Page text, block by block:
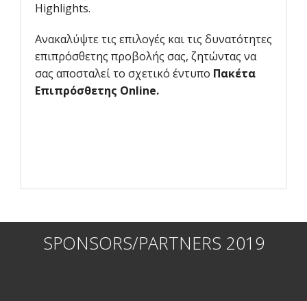
Highlights.
Ανακαλύψτε τις επιλογές και τις δυνατότητες
επιπρόσθετης προβολής σας, ζητώντας να
σας αποσταλεί το σχετικό έντυπο Πακέτα
Επιπρόσθετης Online.
SPONSORS/PARTNERS 2019